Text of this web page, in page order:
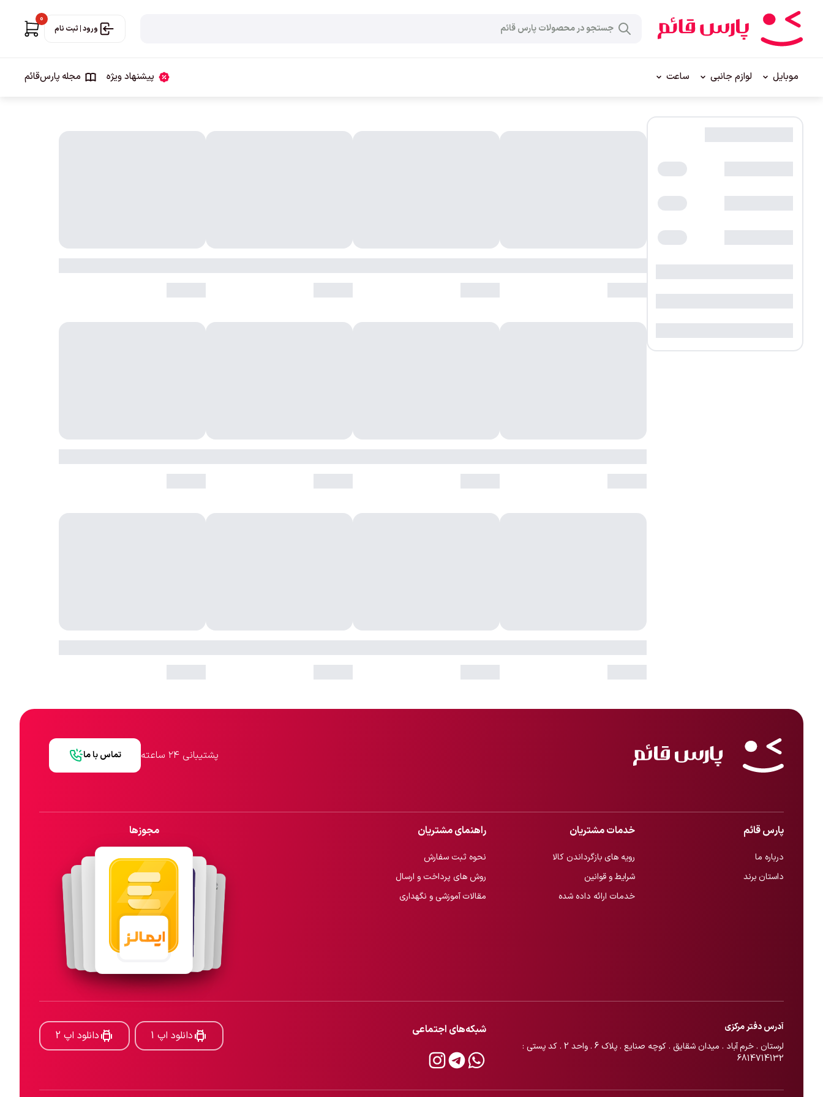
ورود | ثبت نام
0
موبایل لوازم جانبی ساعت پیشنهاد ویژه مجله‌ پارس‌قائم
پشتیبانی ۲۴ ساعته تماس با ما
پارس قائم
درباره ما
داستان برند
خدمات مشتریان
رویه های بازگرداندن کالا
شرایط و قوانین
خدمات ارائه داده شده
راهنمای مشتریان
نحوه ثبت سفارش
روش های پرداخت و ارسال
مقالات آموزشی و نگهداری
مجوزها
آدرس دفتر مرکزی
لرستان . خرم آباد . میدان شقایق . کوچه صنایع . پلاک 6 . واحد 2 . کد پستی :
6814714132
شبکه‌های اجتماعی دانلود اپ 1 دانلود اپ 2